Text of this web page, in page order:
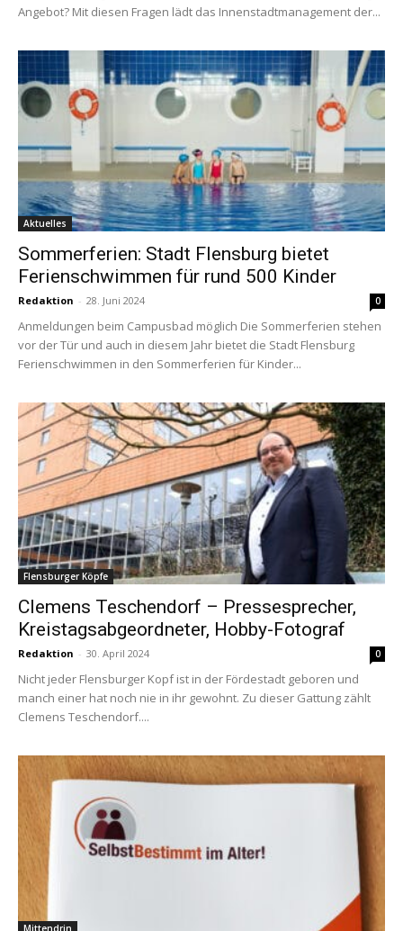
Angebot? Mit diesen Fragen lädt das Innenstadtmanagement der...
Aktuelles
Sommerferien: Stadt Flensburg bietet
Ferienschwimmen für rund 500 Kinder
Redaktion - 28. Juni 2024 0
Anmeldungen beim Campusbad möglich Die Sommerferien stehen
vor der Tür und auch in diesem Jahr bietet die Stadt Flensburg
Ferienschwimmen in den Sommerferien für Kinder...
Flensburger Köpfe
Clemens Teschendorf – Pressesprecher,
Kreistagsabgeordneter, Hobby-Fotograf
Redaktion - 30. April 2024 0
Nicht jeder Flensburger Kopf ist in der Fördestadt geboren und
manch einer hat noch nie in ihr gewohnt. Zu dieser Gattung zählt
Clemens Teschendorf....